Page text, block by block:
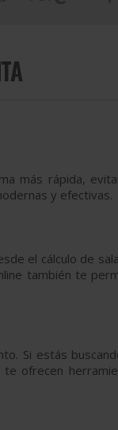
más rápida,
y efectivas.
el cálculo de
también te
Si estás
ofrecen